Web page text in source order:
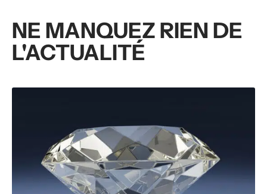
NE MANQUEZ RIEN DE
L'ACTUALITÉ